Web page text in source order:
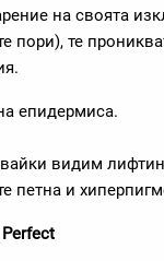
на своята
пори), те
епидермиса.
видим
петна и